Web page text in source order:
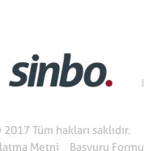
Tüm hakları saklıdır.
Metni
Başvuru Formu